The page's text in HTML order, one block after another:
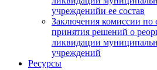
учрежденийи ее состав
Заключения комиссии по
принятия решений о
ликвидации
учреждений
Ресурсы